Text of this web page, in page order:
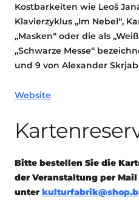
Kostbarkeiten wie Leoš
Klavierzyklus „Im Nebel“,
„Masken“ oder die als
„Schwarze Messe“
und 9 von Alexander
Website
Bitte bestellen Sie die
der Veranstaltung per Mail
unter